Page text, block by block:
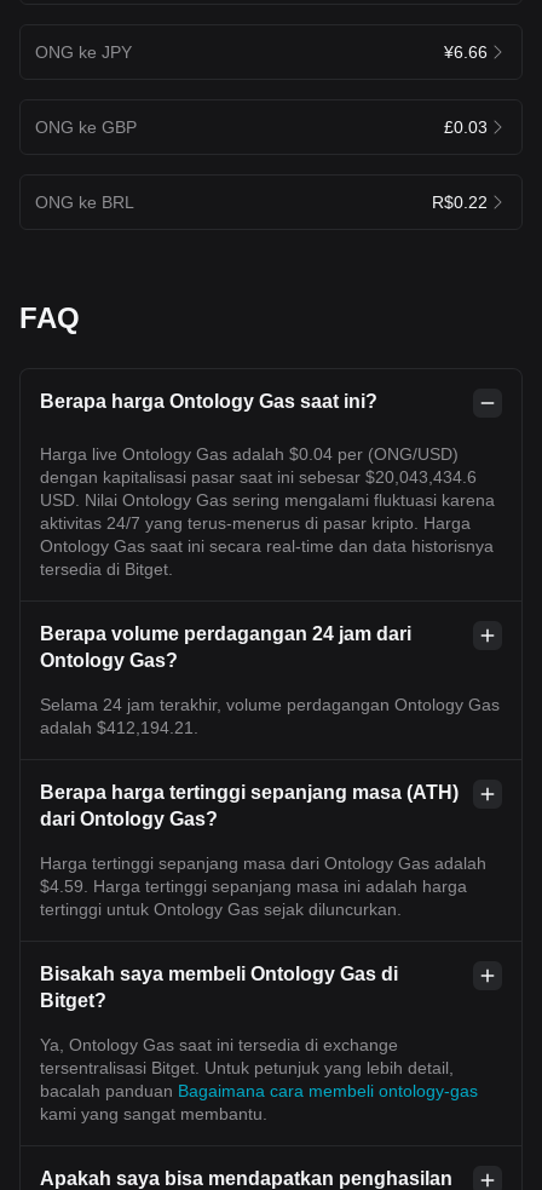
ONG ke JPY ¥6.66
ONG ke GBP £0.03
ONG ke BRL R$0.22
FAQ
Berapa harga Ontology Gas saat ini?
Harga live Ontology Gas adalah $0.04 per (ONG/USD)
dengan kapitalisasi pasar saat ini sebesar $20,043,434.6
USD. Nilai Ontology Gas sering mengalami fluktuasi karena
aktivitas 24/7 yang terus-menerus di pasar kripto. Harga
Ontology Gas saat ini secara real-time dan data historisnya
tersedia di Bitget.
Berapa volume perdagangan 24 jam dari
Ontology Gas?
Selama 24 jam terakhir, volume perdagangan Ontology Gas
adalah $412,194.21.
Berapa harga tertinggi sepanjang masa (ATH)
dari Ontology Gas?
Harga tertinggi sepanjang masa dari Ontology Gas adalah
$4.59. Harga tertinggi sepanjang masa ini adalah harga
tertinggi untuk Ontology Gas sejak diluncurkan.
Bisakah saya membeli Ontology Gas di
Bitget?
Ya, Ontology Gas saat ini tersedia di exchange
tersentralisasi Bitget. Untuk petunjuk yang lebih detail,
bacalah panduan Bagaimana cara membeli ontology-gas
kami yang sangat membantu.
Apakah saya bisa mendapatkan penghasilan